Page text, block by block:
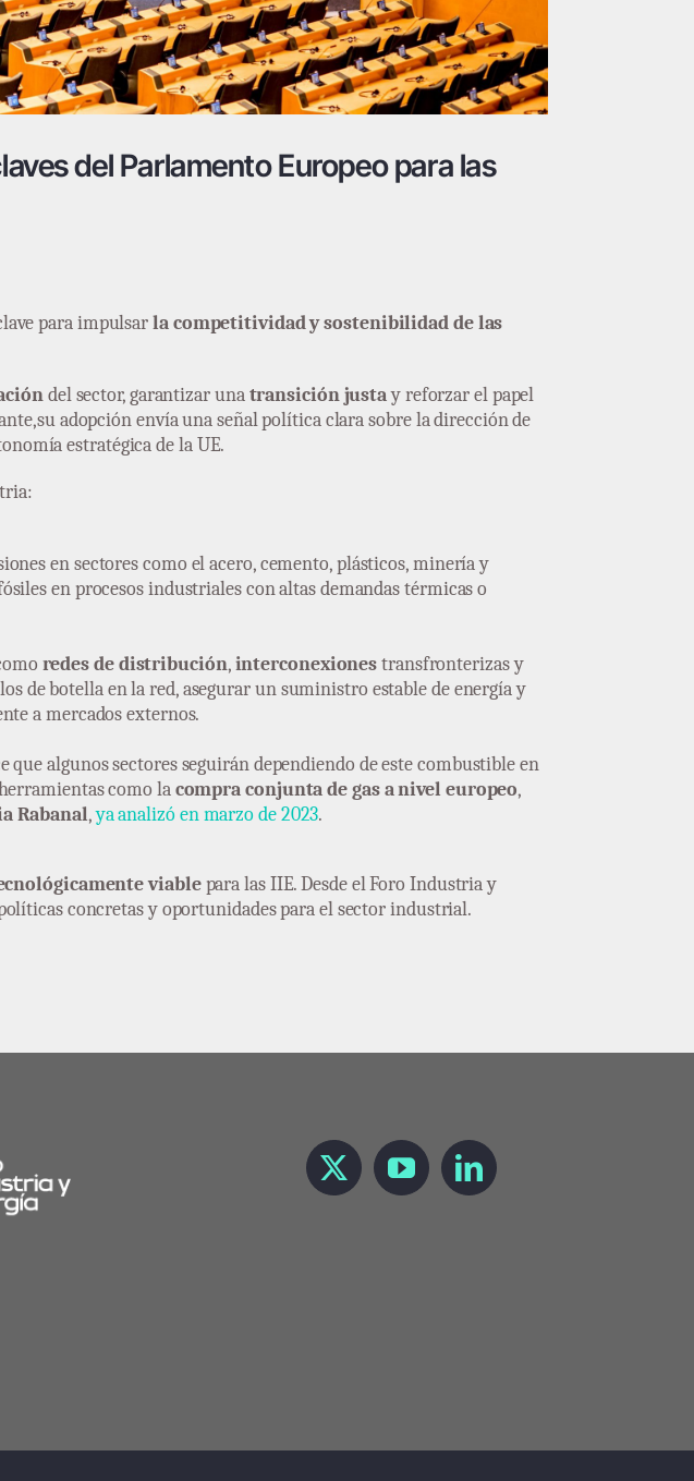
del Parlamento Europeo para las
para impulsarla competitividad y sostenibilidad de las
del sector, garantizar unatransición justay reforzar el papel
adopción envía una señal política clara sobre la dirección de
estratégica de la UE.
en sectores como el acero, cemento, plásticos, minería y
en procesos industriales con altas demandas térmicas o
redes de distribución,interconexionestransfronterizas y
de botella en la red, asegurar un suministro estable de energía y
a mercados externos.
algunos sectores seguirán dependiendo de este combustible en
como lacompra conjunta de gas a nivel europeo,
Rabanal,ya analizó en marzo de 2023.
viablepara las IIE. Desde el Foro Industria y
concretas y oportunidades para el sector industrial.